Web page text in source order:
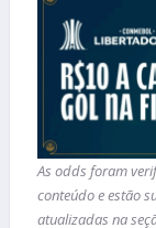
As odds foram
conteúdo e estão
atualizadas na